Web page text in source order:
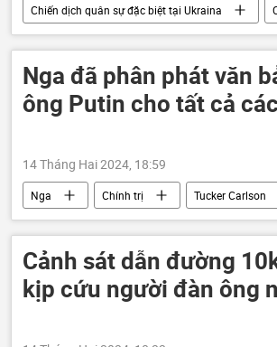
Chiến dịch quân sự đặc biệt tại Ukraina
Nga
Thế giới xung đột quân sự
Nga đã phân phát văn
ông Putin cho tất cả
14 Tháng Hai 2024, 18:59
Nga Chính trị Tucker Carlson
Hoa Kỳ
Châu Âu
Cảnh sát dẫn đường
kịp cứu người đàn ông